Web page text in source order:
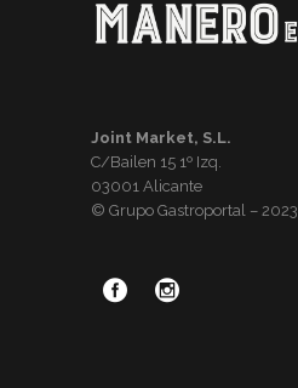
Joint Market, S.L.
C/Bailen 15 1º Izq.
03001 Alicante
© Grupo Gastroportal – 2023